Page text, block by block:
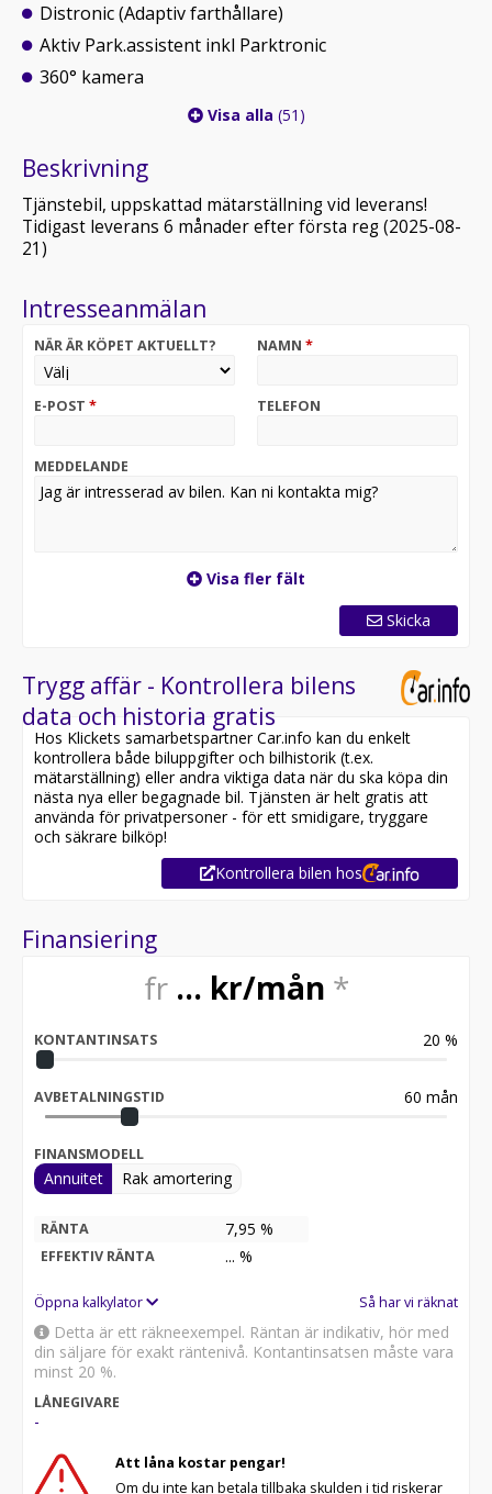
Distronic (Adaptiv farthållare)
Aktiv Park.assistent inkl Parktronic
360° kamera
Visa alla (51)
Beskrivning
Tjänstebil, uppskattad mätarställning vid leverans!
Tidigast leverans 6 månader efter första reg (2025-08-
21)
Intresseanmälan
NÄR ÄR KÖPET AKTUELLT? NAMN *
E-POST * TELEFON
MEDDELANDE
Visa fler fält
Skicka
Trygg affär - Kontrollera bilens
data och historia gratis
Hos Klickets samarbetspartner Car.info kan du enkelt
kontrollera både biluppgifter och bilhistorik (t.ex.
mätarställning) eller andra viktiga data när du ska köpa din
nästa nya eller begagnade bil. Tjänsten är helt gratis att
använda för privatpersoner - för ett smidigare, tryggare
och säkrare bilköp!
Kontrollera bilen hos
Finansiering
fr ... kr/mån *
KONTANTINSATS 20 %
AVBETALNINGSTID 60 mån
FINANSMODELL
Annuitet Rak amortering
RÄNTA 7,95 %
EFFEKTIV RÄNTA ... %
Öppna kalkylator Så har vi räknat
Detta är ett räkneexempel. Räntan är indikativ, hör med
din säljare för exakt räntenivå. Kontantinsatsen måste vara
minst 20 %.
LÅNEGIVARE
-
Att låna kostar pengar!
Om du inte kan betala tillbaka skulden i tid riskerar